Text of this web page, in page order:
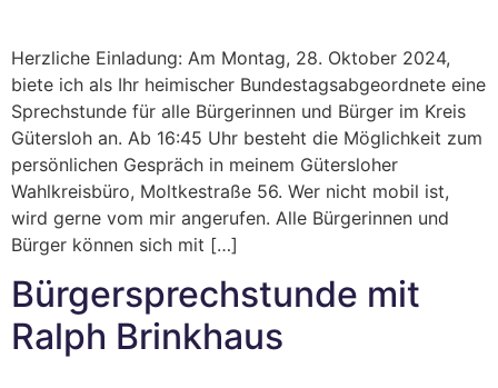
Herzliche Einladung: Am Montag, 28. Oktober 2024,
biete ich als Ihr heimischer Bundestagsabgeordnete eine
Sprechstunde für alle Bürgerinnen und Bürger im Kreis
Gütersloh an. Ab 16:45 Uhr besteht die Möglichkeit zum
persönlichen Gespräch in meinem Gütersloher
Wahlkreisbüro, Moltkestraße 56. Wer nicht mobil ist,
wird gerne vom mir angerufen. Alle Bürgerinnen und
Bürger können sich mit […]
Bürgersprechstunde mit
Ralph Brinkhaus